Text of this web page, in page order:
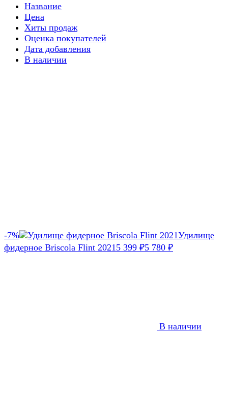
Название
Цена
Хиты продаж
Оценка покупателей
Дата добавления
В наличии
-7%
Удилище
фидерное Briscola Flint 2021 5 399 ₽5 780 ₽
В наличии